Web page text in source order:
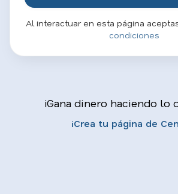
Al interactuar en esta página
condiciones
¡Gana dinero haciendo lo
¡Crea tu página de